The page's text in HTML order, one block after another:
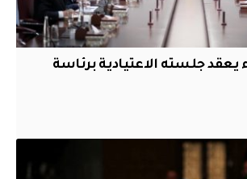
يعقد جلسته الاعتيادية برئاسة